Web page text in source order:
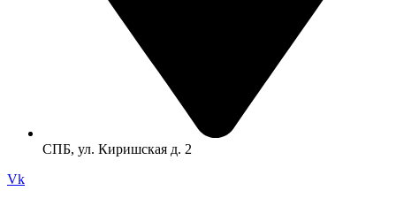
СПБ, ул. Киришская д. 2
Vk